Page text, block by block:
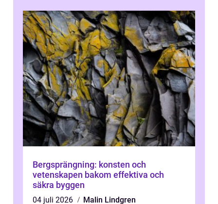
Bergsprängning: konsten och
vetenskapen bakom effektiva och
säkra byggen
04 juli 2026
Malin Lindgren